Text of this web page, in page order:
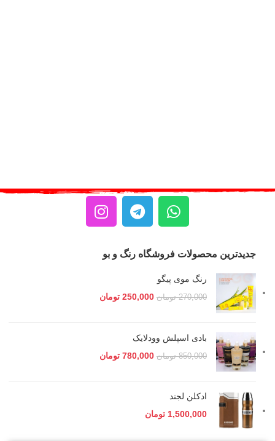
جدیدترین محصولات فروشگاه رنگ و بو
رنگ موی پیگو
270,000 تومان 250,000 تومان
بادی اسپلش وودلایک
850,000 تومان 780,000 تومان
ادکلن لجند
1,500,000 تومان